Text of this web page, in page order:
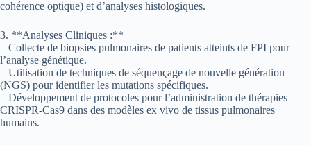
cohérence optique) et d’analyses histologiques.
3. **Analyses Cliniques :**
– Collecte de biopsies pulmonaires de patients atteints de FPI pour
l’analyse génétique.
– Utilisation de techniques de séquençage de nouvelle génération
(NGS) pour identifier les mutations spécifiques.
– Développement de protocoles pour l’administration de thérapies
CRISPR-Cas9 dans des modèles ex vivo de tissus pulmonaires
humains.